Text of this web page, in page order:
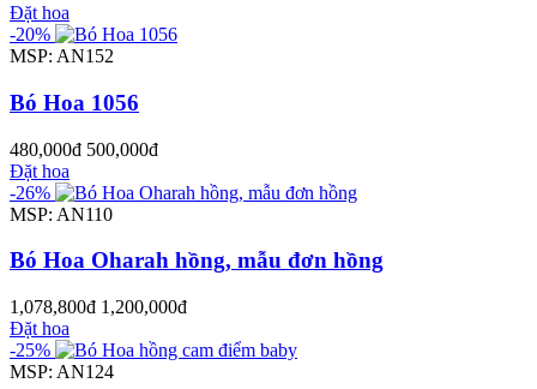
Đặt hoa
-20%
MSP: AN152
Bó Hoa 1056
480,000đ 500,000đ
Đặt hoa
-26%
MSP: AN110
Bó Hoa Oharah hồng, mẫu đơn hồng
1,078,800đ 1,200,000đ
Đặt hoa
-25%
MSP: AN124